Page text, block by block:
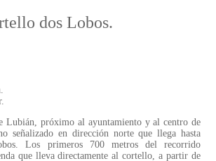
dos Lobos.
Lubián, próximo al ayuntamiento y al centro de
señalizado en dirección norte que llega hasta
Los primeros 700 metros del recorrido
que lleva directamente al cortello, a partir de